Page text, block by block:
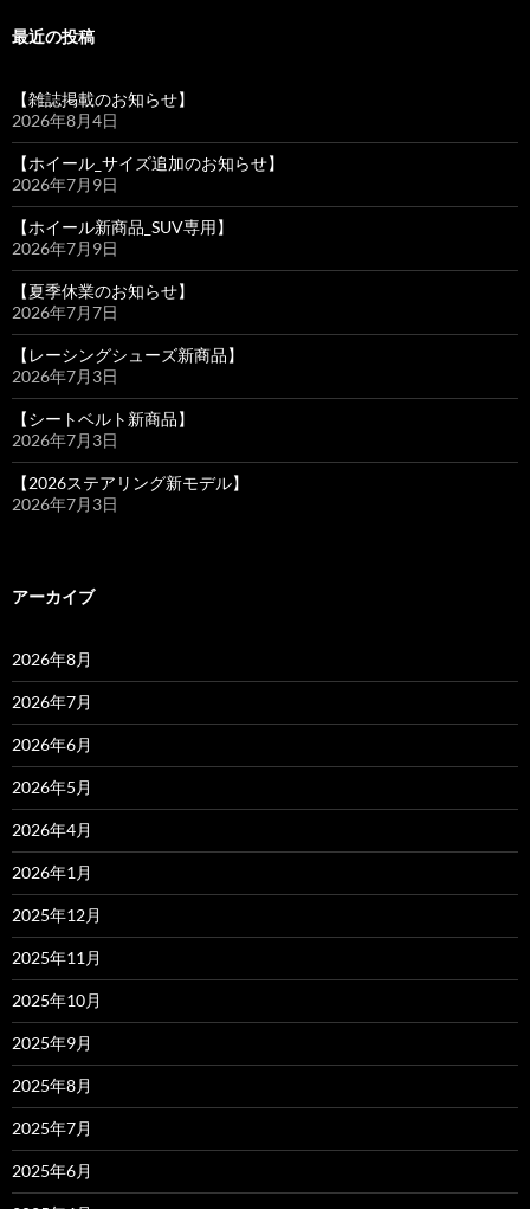
最近の投稿
【雑誌掲載のお知らせ】
2026年8月4日
【ホイール_サイズ追加のお知らせ】
2026年7月9日
【ホイール新商品_SUV専用】
2026年7月9日
【夏季休業のお知らせ】
2026年7月7日
【レーシングシューズ新商品】
2026年7月3日
【シートベルト新商品】
2026年7月3日
【2026ステアリング新モデル】
2026年7月3日
アーカイブ
2026年8月
2026年7月
2026年6月
2026年5月
2026年4月
2026年1月
2025年12月
2025年11月
2025年10月
2025年9月
2025年8月
2025年7月
2025年6月